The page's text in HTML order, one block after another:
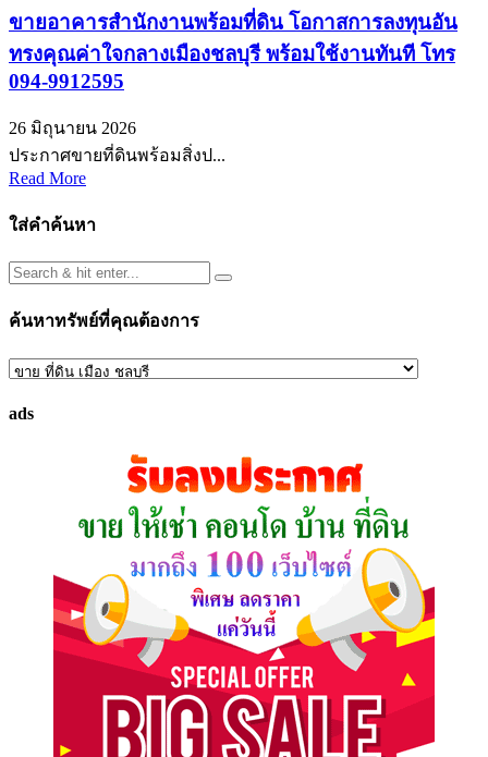
ขายอาคารสำนักงานพร้อมที่ดิน โอกาสการลงทุนอัน
ทรงคุณค่าใจกลางเมืองชลบุรี พร้อมใช้งานทันที โทร
094-9912595
26 มิถุนายน 2026
ประกาศขายที่ดินพร้อมสิ่งป...
Read More
ใส่คำค้นหา
ค้นหาทรัพย์ที่คุณต้องการ
ค้นหา
ที่
ads